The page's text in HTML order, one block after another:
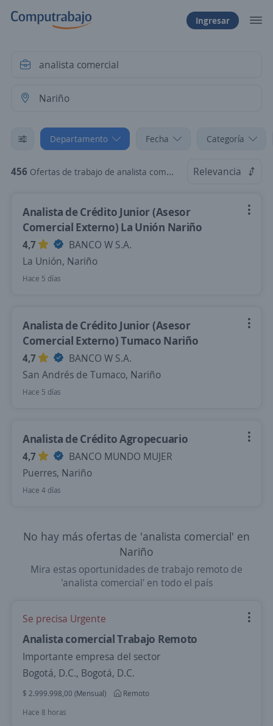
Ingresar
Departamento Fecha Categoría
456 Ofertas de trabajo de analista comercial en Nariño Relevancia
Analista de Crédito Junior (Asesor
Comercial Externo) La Unión Nariño
4,7
BANCO W S.A.
La Unión, Nariño
Hace 5 días
Analista de Crédito Junior (Asesor
Comercial Externo) Tumaco Nariño
4,7
BANCO W S.A.
San Andrés de Tumaco, Nariño
Hace 5 días
Analista de Crédito Agropecuario
4,7
BANCO MUNDO MUJER
Puerres, Nariño
Hace 4 días
No hay más ofertas de 'analista comercial' en
Nariño
Mira estas oportunidades de trabajo remoto de
'analista comercial' en todo el país
Se precisa Urgente
Analista comercial Trabajo Remoto
Importante empresa del sector
Bogotá, D.C., Bogotá, D.C.
$ 2.999.998,00 (Mensual)
Remoto
Hace 8 horas